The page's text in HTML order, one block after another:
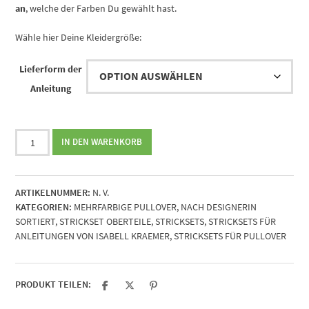
an, welche der Farben Du gewählt hast.
Wähle hier Deine Kleidergröße:
Lieferform der
Anleitung
Strickset
Nasrin
von
Isabell
Kraemer
Menge
IN DEN WARENKORB
ARTIKELNUMMER: N. V.
KATEGORIEN: MEHRFARBIGE PULLOVER, NACH DESIGNERIN
SORTIERT,STRICKSET OBERTEILE,STRICKSETS,STRICKSETS FÜR
ANLEITUNGEN VON ISABELL KRAEMER,STRICKSETS FÜR PULLOVER
PRODUKT TEILEN: